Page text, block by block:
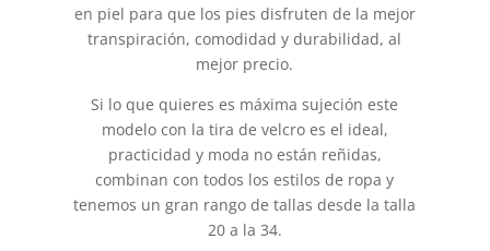
en piel para que los pies disfruten de la mejor
transpiración, comodidad y durabilidad, al
mejor precio.
Si lo que quieres es máxima sujeción este
modelo con la tira de velcro es el ideal,
practicidad y moda no están reñidas,
combinan con todos los estilos de ropa y
tenemos un gran rango de tallas desde la talla
20 a la 34.